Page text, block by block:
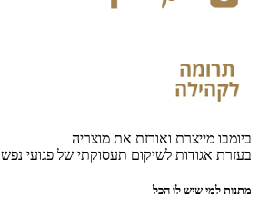
ביומבו מייצרת ואורזת את מוצריה
בעזרת אגודות לשיקום תעסוקתי של פגועי נפש
מתנות למי שיש לו הכל